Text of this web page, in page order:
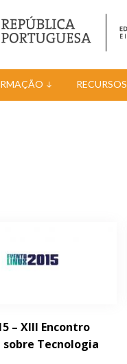
RECURSOS
– XIII Encontro
sobre Tecnologia